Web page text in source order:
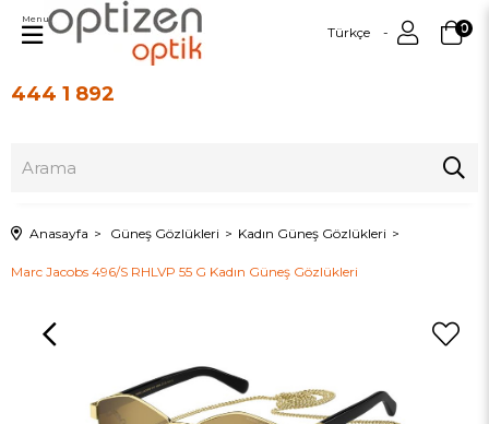
444 1 892
Türkçe 0
Menu
Anasayfa Güneş Gözlükleri Kadın Güneş Gözlükleri
Marc Jacobs 496/S RHLVP 55 G Kadın Güneş Gözlükleri